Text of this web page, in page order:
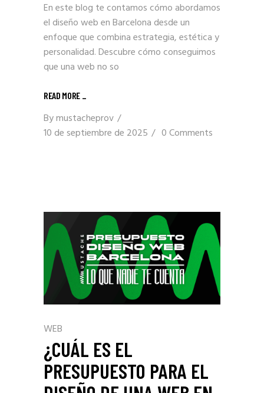
En este blog te contamos cómo abordamos
el diseño web en Barcelona desde un
enfoque que combina estrategia, estética y
personalidad. Descubre cómo conseguimos
que una web no so
READ MORE _
Bymustacheprov
10 de septiembre de 2025
0 Comments
WEB
¿CUÁL ES EL
PRESUPUESTO PARA EL